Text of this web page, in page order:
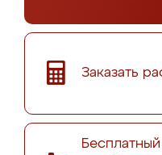
Заказать